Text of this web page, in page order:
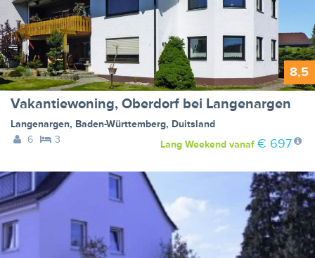
8,5
Vakantiewoning, Oberdorf bei Langenargen
Langenargen, Baden-Württemberg, Duitsland
6
3 Lang Weekendvanaf € 697